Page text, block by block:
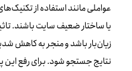
عواملی مانند استفاده از
یا ساختار ضعیف سایت باشند.
زیان‌بار باشد و منجر به کاهش
نتایج جستجو شود. برای رفع این